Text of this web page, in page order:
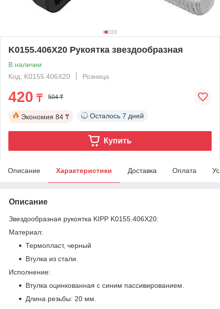
K0155.406X20 Рукоятка звездообразная
В наличии
Код: K0155.406X20
Розница
420 ₸ 504 ₸
Экономия 84 ₸ Осталось 7 дней
Купить
Описание Характеристики Доставка Оплата
Описание
Звездообразная рукоятка KIPP K0155.406X20:
Материал:
Термопласт, черный
Втулка из стали.
Исполнение:
Втулка оцинкованная с синим пассивированием.
Длина резьбы: 20 мм.